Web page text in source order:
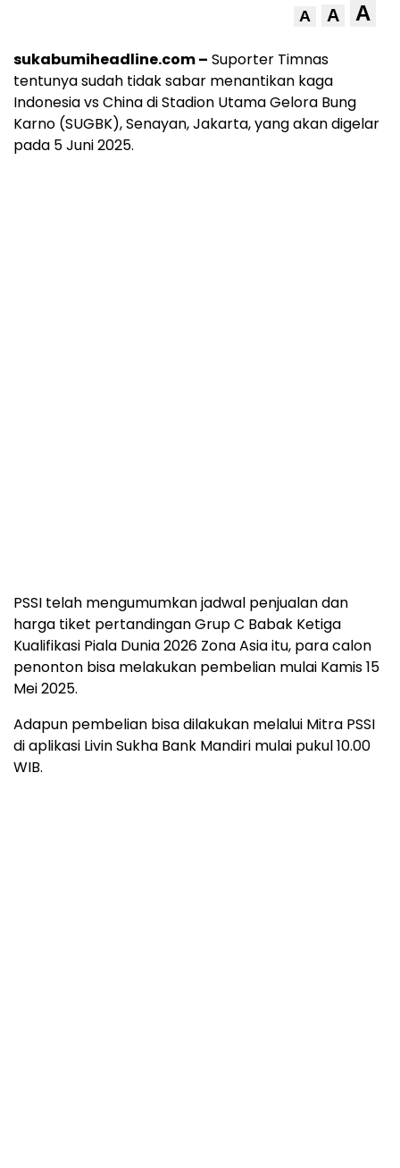
A A A
sukabumiheadline.com – Suporter Timnas
tentunya sudah tidak sabar menantikan kaga
Indonesia vs China di Stadion Utama Gelora Bung
Karno (SUGBK), Senayan, Jakarta, yang akan digelar
pada 5 Juni 2025.
PSSI telah mengumumkan jadwal penjualan dan
harga tiket pertandingan Grup C Babak Ketiga
Kualifikasi Piala Dunia 2026 Zona Asia itu, para calon
penonton bisa melakukan pembelian mulai Kamis 15
Mei 2025.
Adapun pembelian bisa dilakukan melalui Mitra PSSI
di aplikasi Livin Sukha Bank Mandiri mulai pukul 10.00
WIB.